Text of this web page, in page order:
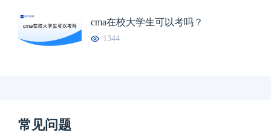
cma在校大学生可以考吗？
1344
常见问题